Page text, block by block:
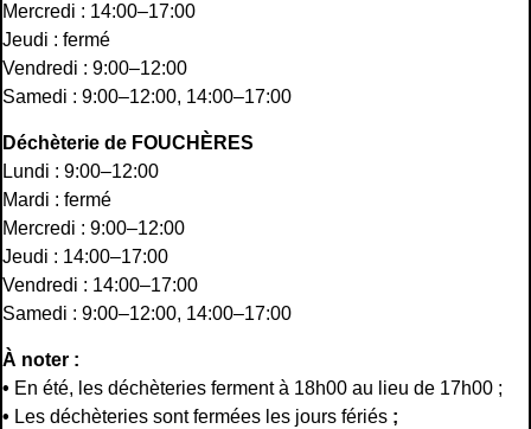
Mercredi : 14:00–17:00
Jeudi : fermé
Vendredi : 9:00–12:00
Samedi : 9:00–12:00, 14:00–17:00
Déchèterie de FOUCHÈRES
Lundi : 9:00–12:00
Mardi : fermé
Mercredi : 9:00–12:00
Jeudi : 14:00–17:00
Vendredi : 14:00–17:00
Samedi : 9:00–12:00, 14:00–17:00
À noter :
• En été, les déchèteries ferment à 18h00 au lieu de 17h00 ;
• Les déchèteries sont fermées les jours fériés ;